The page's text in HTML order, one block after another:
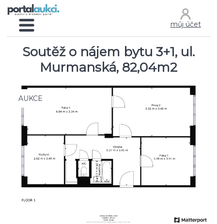
Soutěž o nájem bytu 3+1, ul.
Murmanská, 82,04m2
AUKCE
můj účet